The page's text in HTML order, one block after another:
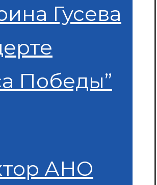
Гусева
Победы”
АНО